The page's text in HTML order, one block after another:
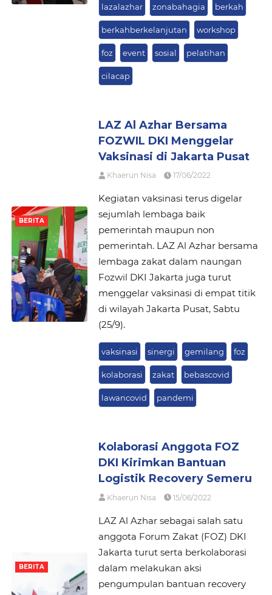
lazalazhar zonabahagia berkah
berkahberkelanjutan workshop
foz event sosial pelatihan
cilacap
BERITA
LAZ Al Azhar Bersama
FOZWIL DKI Menggelar
Vaksinasi di Jakarta Pusat
Khaerun Nisa 17/06/2022
Kegiatan vaksinasi terus digelar
sejumlah lembaga baik
pemerintah maupun non
pemerintah. LAZ Al Azhar bersama
lembaga zakat dalam naungan
Fozwil DKI Jakarta juga turut
menggelar vaksinasi di empat titik
di wilayah Jakarta Pusat, Sabtu
(25/9).
vaksinasi sinergi gemilang foz
kolaborasi zakat bebascovid
lawancovid pandemi
BERITA
Kolaborasi Anggota FOZ
DKI Kirimkan Bantuan
Logistik Recovery Semeru
Khaerun Nisa 15/06/2022
LAZ Al Azhar sebagai salah satu
anggota Forum Zakat (FOZ) DKI
Jakarta turut serta berkolaborasi
dalam melakukan aksi
pengumpulan bantuan recovery